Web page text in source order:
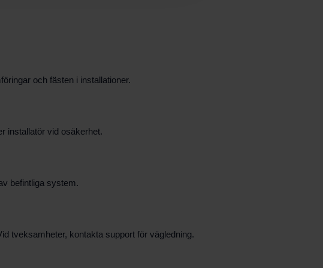
och fästen i installationer.
installatör vid osäkerhet.
befintliga system.
tveksamheter, kontakta support för vägledning.